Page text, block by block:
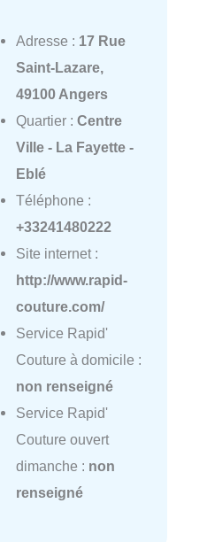
Adresse : 17 Rue
Saint-Lazare,
49100 Angers
Quartier : Centre
Ville - La Fayette -
Eblé
Téléphone :
+33241480222
Site internet :
http://www.rapid-
couture.com/
Service Rapid'
Couture à domicile :
non renseigné
Service Rapid'
Couture ouvert
dimanche : non
renseigné